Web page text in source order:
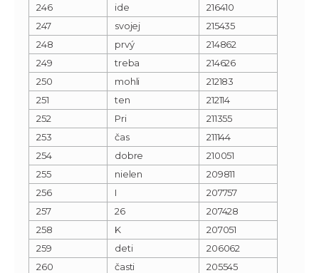
246
ide
216410
247
svojej
215435
248
prvý
214862
249
treba
214626
250
mohli
212183
251
ten
212114
252
Pri
211355
253
čas
211144
254
dobre
210051
255
nielen
209811
256
I
207757
257
26
207428
258
K
207051
259
deti
206062
260
časti
205545